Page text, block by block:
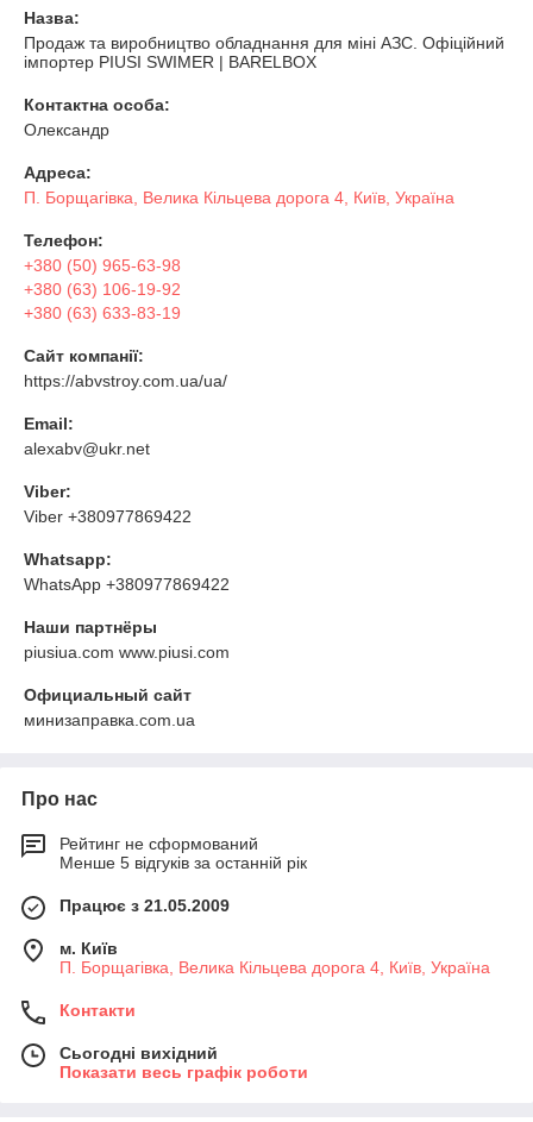
Назва:
Продаж та виробництво обладнання для міні АЗС. Офіційний
імпортер PIUSI SWIMER | BARELBOX
Контактна особа:
Олександр
Адреса:
П. Борщагівка, Велика Кільцева дорога 4, Київ, Україна
Телефон:
+380 (50) 965-63-98
+380 (63) 106-19-92
+380 (63) 633-83-19
Сайт компанії:
https://abvstroy.com.ua/ua/
Email:
alexabv@ukr.net
Viber:
Viber +380977869422
Whatsapp:
WhatsApp +380977869422
Наши партнёры
piusiua.com www.piusi.com
Официальный сайт
минизаправка.com.ua
Про нас
Рейтинг не сформований
Менше 5 відгуків за останній рік
Працює з 21.05.2009
м. Київ
П. Борщагівка, Велика Кільцева дорога 4, Київ, Україна
Контакти
Сьогодні вихідний
Показати весь графік роботи